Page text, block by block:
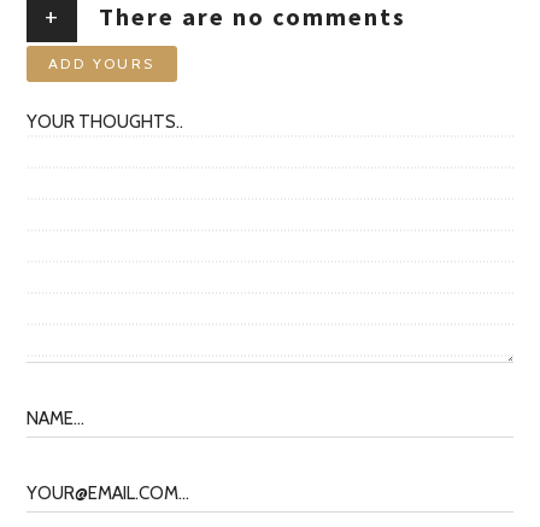
+ There are no comments
ADD YOURS